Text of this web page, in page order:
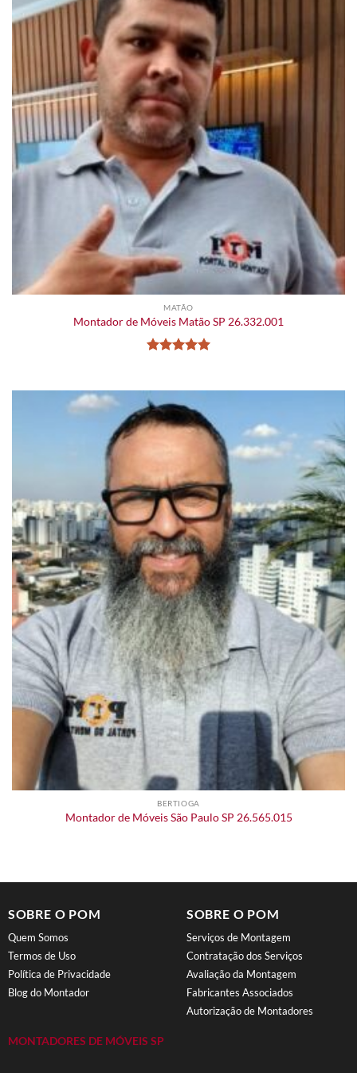
MATÃO
Montador de Móveis Matão SP 26.332.001
BERTIOGA
Montador de Móveis São Paulo SP 26.565.015
SOBRE O POM
Quem Somos
Termos de Uso
Política de Privacidade
Blog do Montador
MONTADORES DE MÓVEIS SP
SOBRE O POM
Serviços de Montagem
Contratação dos Serviços
Avaliação da Montagem
Fabricantes Associados
Autorização de Montadores